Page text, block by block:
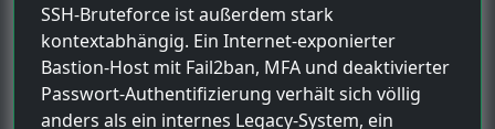
SSH-Bruteforce ist außerdem stark
kontextabhängig. Ein Internet-exponierter
Bastion-Host mit Fail2ban, MFA und deaktivierter
Passwort-Authentifizierung verhält sich völlig
anders als ein internes Legacy-System, ein